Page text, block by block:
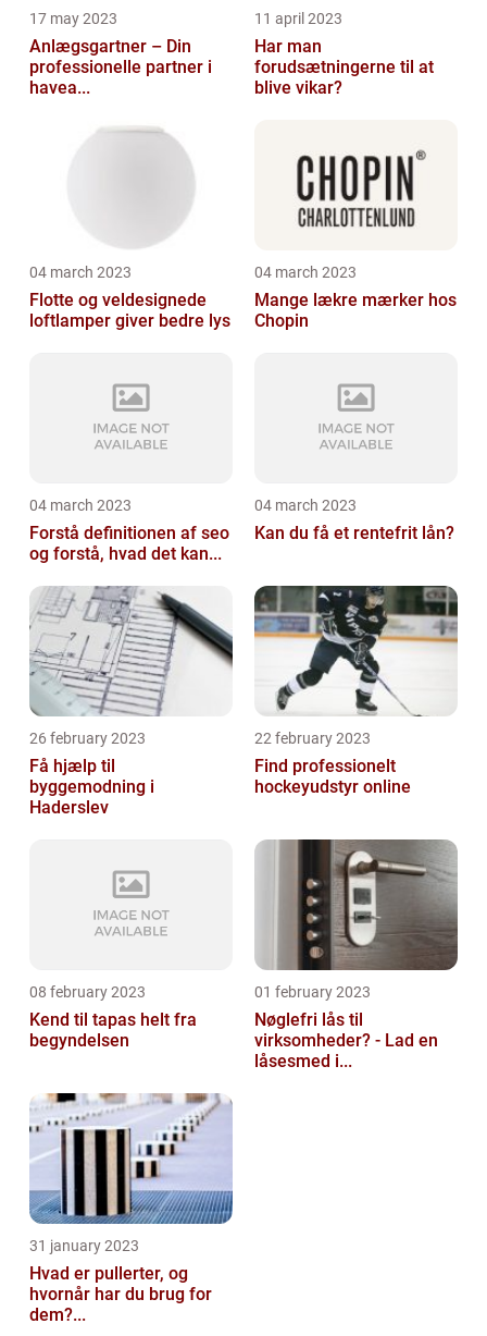
17 may 2023
Anlægsgartner – Din
professionelle partner i
havea...
11 april 2023
Har man
forudsætningerne til at
blive vikar?
04 march 2023
Flotte og veldesignede
loftlamper giver bedre lys
04 march 2023
Mange lækre mærker hos
Chopin
04 march 2023
Forstå definitionen af seo
og forstå, hvad det kan...
04 march 2023
Kan du få et rentefrit lån?
26 february 2023
Få hjælp til
byggemodning i
Haderslev
22 february 2023
Find professionelt
hockeyudstyr online
08 february 2023
Kend til tapas helt fra
begyndelsen
01 february 2023
Nøglefri lås til
virksomheder? - Lad en
låsesmed i...
31 january 2023
Hvad er pullerter, og
hvornår har du brug for
dem?...